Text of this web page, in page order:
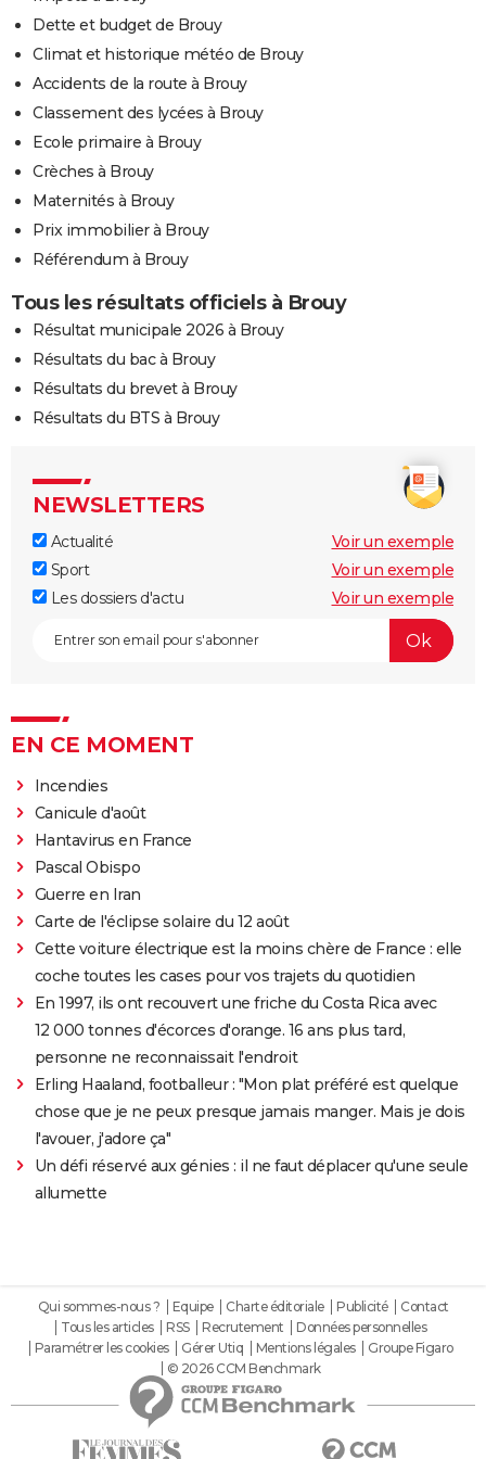
Dette et budget de Brouy
Climat et historique météo de Brouy
Accidents de la route à Brouy
Classement des lycées à Brouy
Ecole primaire à Brouy
Crèches à Brouy
Maternités à Brouy
Prix immobilier à Brouy
Référendum à Brouy
Tous les résultats officiels à Brouy
Résultat municipale 2026 à Brouy
Résultats du bac à Brouy
Résultats du brevet à Brouy
Résultats du BTS à Brouy
NEWSLETTERS
Actualité
Voir un exemple
Sport
Voir un exemple
Les dossiers d'actu
Voir un exemple
EN CE MOMENT
Incendies
Canicule d'août
Hantavirus en France
Pascal Obispo
Guerre en Iran
Carte de l'éclipse solaire du 12 août
Cette voiture électrique est la moins chère de France : elle
coche toutes les cases pour vos trajets du quotidien
En 1997, ils ont recouvert une friche du Costa Rica avec
12 000 tonnes d'écorces d'orange. 16 ans plus tard,
personne ne reconnaissait l'endroit
Erling Haaland, footballeur : "Mon plat préféré est quelque
chose que je ne peux presque jamais manger. Mais je dois
l'avouer, j'adore ça"
Un défi réservé aux génies : il ne faut déplacer qu'une seule
allumette
Qui sommes-nous ? Equipe Charte éditoriale Publicité
Contact
Tous les articles
RSS Recrutement
Données personnelles
Paramétrer les cookies
Gérer Utiq Mentions légales
Groupe Figaro
© 2026 CCM Benchmark